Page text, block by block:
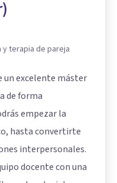
terapia de pareja
un excelente máster
de forma
empezar la
hasta convertirte
interpersonales.
docente con una